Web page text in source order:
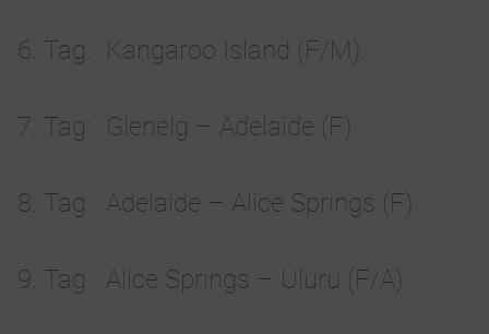
6. Tag Kangaroo Island (F/M).
7. Tag Glenelg – Adelaide (F).
8. Tag Adelaide – Alice Springs (F).
9. Tag Alice Springs – Uluru (F/A).